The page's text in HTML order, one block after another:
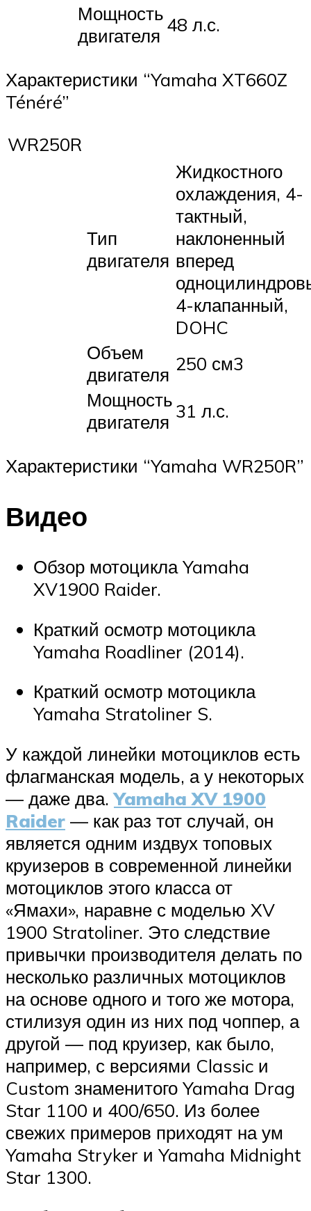
Мощность
двигателя 48 л.с.
Характеристики “Yamaha XT660Z
Ténéré”
WR250R
Тип
двигателя
Жидкостного
охлаждения, 4-
тактный,
наклоненный
вперед
4-клапанный,
DOHC
Объем
двигателя 250 см3
Мощность
двигателя 31 л.с.
Характеристики “Yamaha WR250R”
Видео
Обзор мотоцикла Yamaha
XV1900 Raider.
Краткий осмотр мотоцикла
Yamaha Roadliner (2014).
Краткий осмотр мотоцикла
Yamaha Stratoliner S.
У каждой линейки мотоциклов есть
флагманская модель, а у некоторых
— даже два.Yamaha XV 1900
Raider — как раз тот случай, он
является одним издвух топовых
круизеров в современной линейки
мотоциклов этого класса от
«Ямахи», наравне с моделью XV
1900 Stratoliner. Это следствие
привычки производителя делать по
несколько различных мотоциклов
на основе одного и того же мотора,
стилизуя один из них под чоппер, а
другой — под круизер, как было,
например, с версиями Classic и
Custom знаменитого Yamaha Drag
Star 1100 и 400/650. Из более
свежих примеров приходят на ум
Yamaha Stryker и Yamaha Midnight
Star 1300.